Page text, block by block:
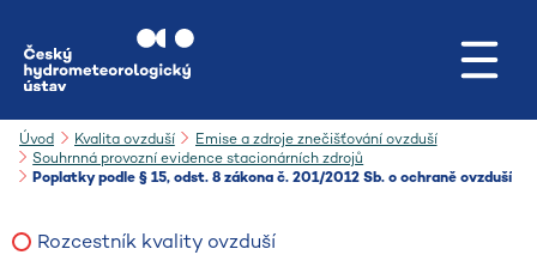
Úvod Kvalita ovzduší
Emise a zdroje znečišťování ovzduší
Souhrnná provozní evidence stacionárních zdrojů
Poplatky podle § 15, odst. 8 zákona č. 201/2012 Sb. o ochraně ovzduší
Rozcestník kvality ovzduší